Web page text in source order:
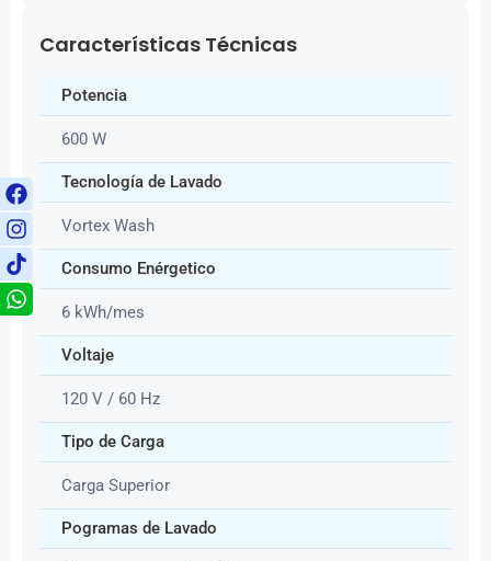
Características Técnicas
Potencia
600 W
Tecnología de Lavado
Vortex Wash
Consumo Enérgetico
6 kWh/mes
Voltaje
120 V / 60 Hz
Tipo de Carga
Carga Superior
Pogramas de Lavado